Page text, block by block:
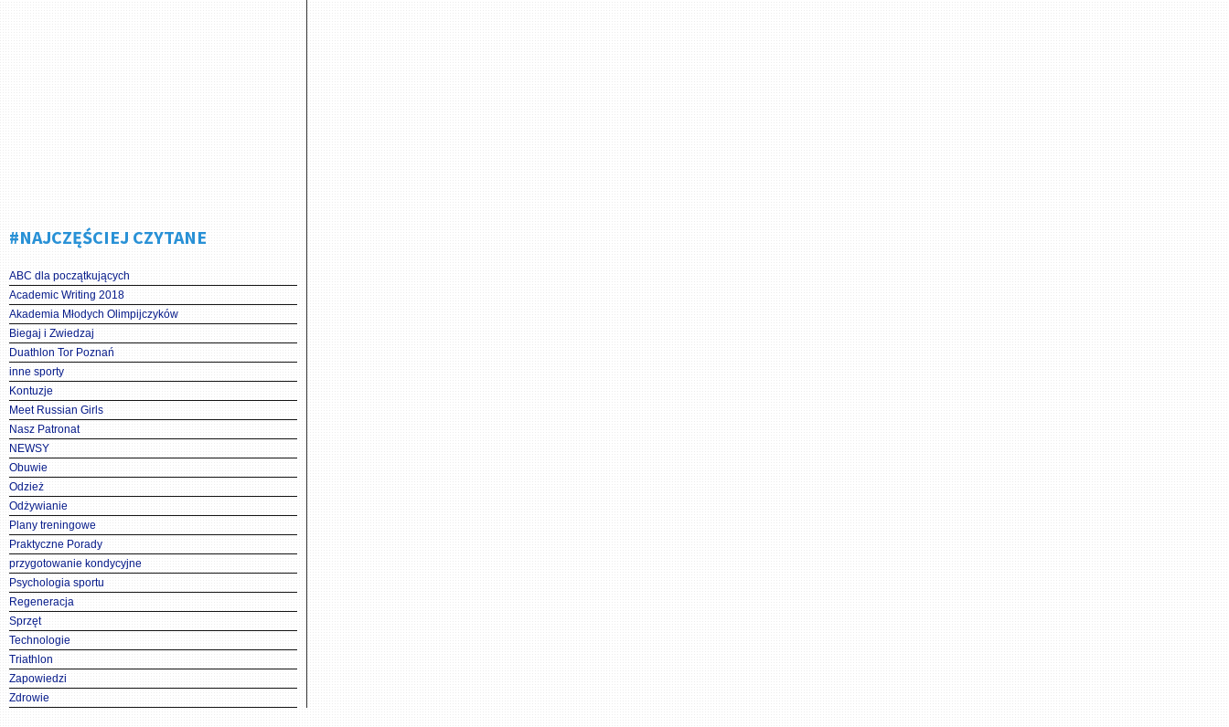
#NAJCZĘŚCIEJ CZYTANE
ABC dla początkujących
Academic Writing 2018
Akademia Młodych Olimpijczyków
Biegaj i Zwiedzaj
Duathlon Tor Poznań
inne sporty
Kontuzje
Meet Russian Girls
Nasz Patronat
NEWSY
Obuwie
Odzież
Odżywianie
Plany treningowe
Praktyczne Porady
przygotowanie kondycyjne
Psychologia sportu
Regeneracja
Sprzęt
Technologie
Triathlon
Zapowiedzi
Zdrowie